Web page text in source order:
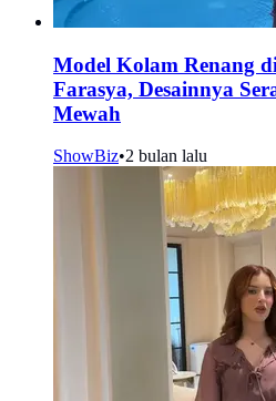
Model Kolam Renang
Farasya, Desainnya
Mewah
ShowBiz•2 bulan lalu